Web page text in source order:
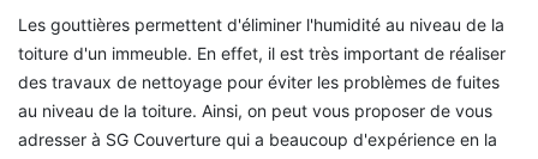
Les gouttières permettent d'éliminer l'humidité au niveau de la
toiture d'un immeuble. En effet, il est très important de réaliser
des travaux de nettoyage pour éviter les problèmes de fuites
au niveau de la toiture. Ainsi, on peut vous proposer de vous
adresser à SG Couverture qui a beaucoup d'expérience en la